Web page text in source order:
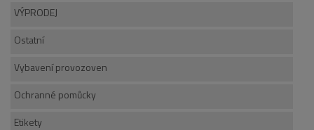
VÝPRODEJ
Ostatní
Vybavení provozoven
Ochranné pomůcky
Etikety